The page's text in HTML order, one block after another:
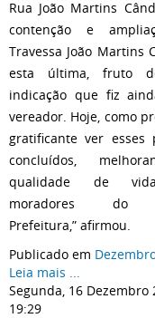
Rua João Martins
contenção e
Travessa João Martins
esta última, fruto
indicação que fiz
vereador. Hoje, como
gratificante ver esses
concluídos,
qualidade de
moradores do
Prefeitura,” afirmou.
Publicado em
Leia mais ...
Segunda, 16 Dezembro
19:29